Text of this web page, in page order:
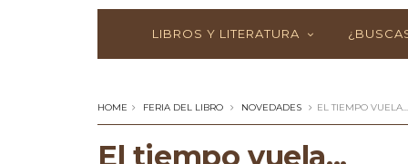
LIBROS Y LITERATURA
HOME FERIA DEL LIBRO NOVEDADES EL TIEMPO VUELA...
El tiempo vuela...